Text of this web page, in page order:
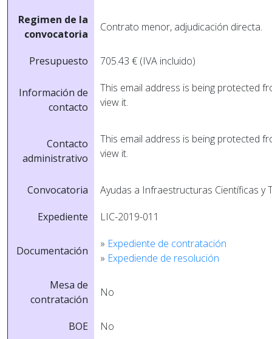
Regimen de la
convocatoria
Contrato menor, adjudicación directa.
Presupuesto 705.43 € (IVA incluido)
Información de
contacto
This email address is being protected
view it.
Contacto
administrativo
This email address is being protected
view it.
Convocatoria
Ayudas a Infraestructuras Cientí­ficas y
Expediente
LIC-2019-011
Documentación
» Expediente de contratación
» Expediende de resolución
Mesa de
contratación
No
BOE No